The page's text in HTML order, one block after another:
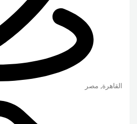
القاهرة, مصر